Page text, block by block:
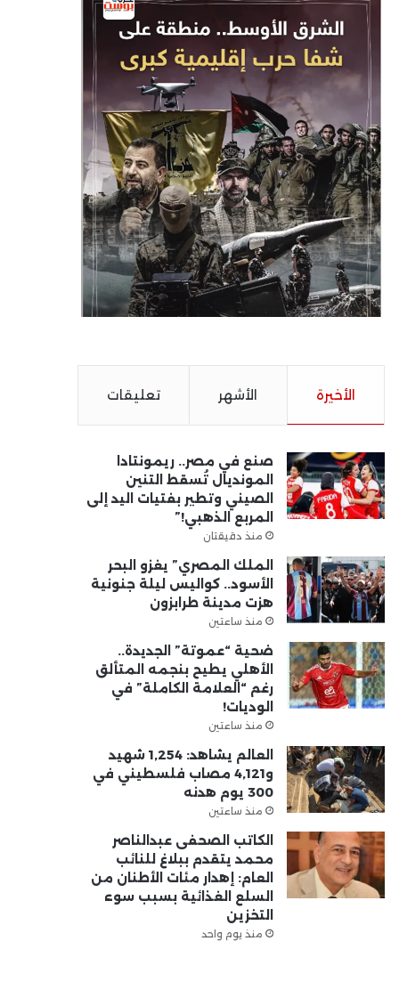
الأخيرة الأشهر تعليقات
صنع في مصر.. ريمونتادا
المونديال تُسقط التنين
الصيني وتطير بفتيات اليد إلى
المربع الذهبي!”
منذ دقيقتان
الملك المصري” يغزو البحر
الأسود.. كواليس ليلة جنونية
هزت مدينة طرابزون
منذ ساعتين
ضحية “عموتة” الجديدة..
الأهلي يطيح بنجمه المتألق
رغم “العلامة الكاملة” في
الوديات!
منذ ساعتين
العالم يشاهد: 1,254 شهيد
و4,121 مصاب فلسطيني في
300 يوم هدنه
منذ ساعتين
الكاتب الصحفى عبدالناصر
محمد يتقدم ببلاغ للنائب
العام: إهدار مئات الأطنان من
السلع الغذائية بسبب سوء
التخزين
منذ يوم واحد